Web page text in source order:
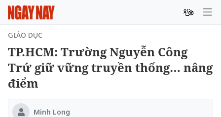
GIÁO DỤC
TP.HCM: Trường Nguyễn Công
Trứ giữ vững truyền thống… nâng
điểm
Minh Long